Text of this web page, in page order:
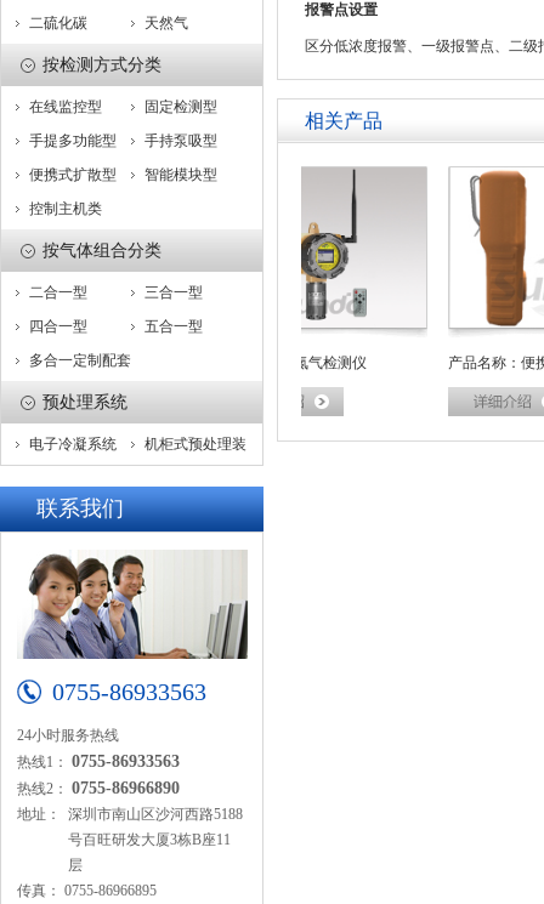
二硫化碳
天然气
按检测方式分类
在线监控型
固定检测型
手提多功能型
手持泵吸型
便携式扩散型
智能模块型
控制主机类
按气体组合分类
二合一型
三合一型
四合一型
五合一型
多合一定制配套
预处理系统
电子冷凝系统
机柜式预处理装
联系我们
0755-86933563
24小时服务热线
热线1： 0755-86933563
热线2： 0755-86966890
地址：
深圳市南山区沙河西路5188
号百旺研发大厦3栋B座11
层
传真： 0755-86966895
报警点设置
区分低浓度报警、一级报警点、二
相关产品
称：氮气在线监测系统 产品名称：氮气检测仪 产品名称：便携